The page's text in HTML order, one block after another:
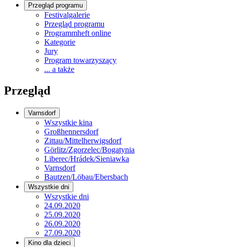
Przegląd programu
Festivalgalerie
Przegląd programu
Programmheft online
Kategorie
Jury
Program towarzyszący
... a także
Przegląd
Varnsdorf
Wszystkie kina
Großhennersdorf
Zittau/Mittelherwigsdorf
Görlitz/Zgorzelec/Bogatynia
Liberec/Hrádek/Sieniawka
Varnsdorf
Bautzen/Löbau/Ebersbach
Wszystkie dni
Wszystkie dni
24.09.2020
25.09.2020
26.09.2020
27.09.2020
Kino dla dzieci